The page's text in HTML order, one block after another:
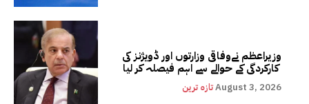
وزیراعظم نےوفاقی وزارتوں اور ڈویژنز کی
کارکردگی کے حوالے سے اہم فیصلہ کر لیا
تازہ ترینAugust 3, 2026